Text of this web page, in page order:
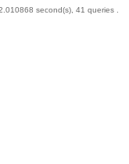
second(s), 41 queries .